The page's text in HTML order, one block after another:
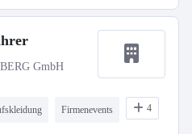
GmbH
Firmenevents 4